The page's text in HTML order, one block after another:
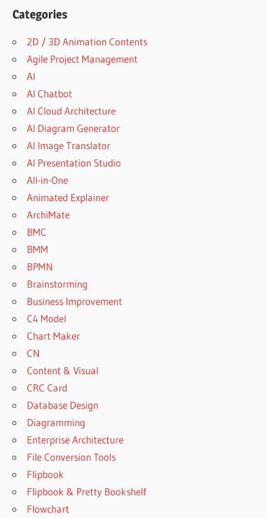
Categories
2D / 3D Animation Contents
Agile Project Management
AI
AI Chatbot
AI Cloud Architecture
AI Diagram Generator
AI Image Translator
AI Presentation Studio
All-in-One
Animated Explainer
ArchiMate
BMC
BMM
BPMN
Brainstorming
Business Improvement
C4 Model
Chart Maker
CN
Content & Visual
CRC Card
Database Design
Diagramming
Enterprise Architecture
File Conversion Tools
Flipbook
Flipbook & Pretty Bookshelf
Flowchart